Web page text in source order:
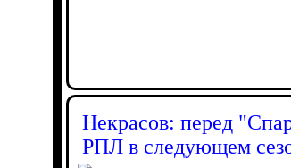
Некрасов: перед
РПЛ в следующем